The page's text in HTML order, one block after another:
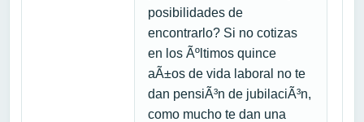
posibilidades de
encontrarlo? Si no cotizas
en los Ãºltimos quince
aÃ±os de vida laboral no te
dan pensiÃ³n de jubilaciÃ³n,
como mucho te dan una